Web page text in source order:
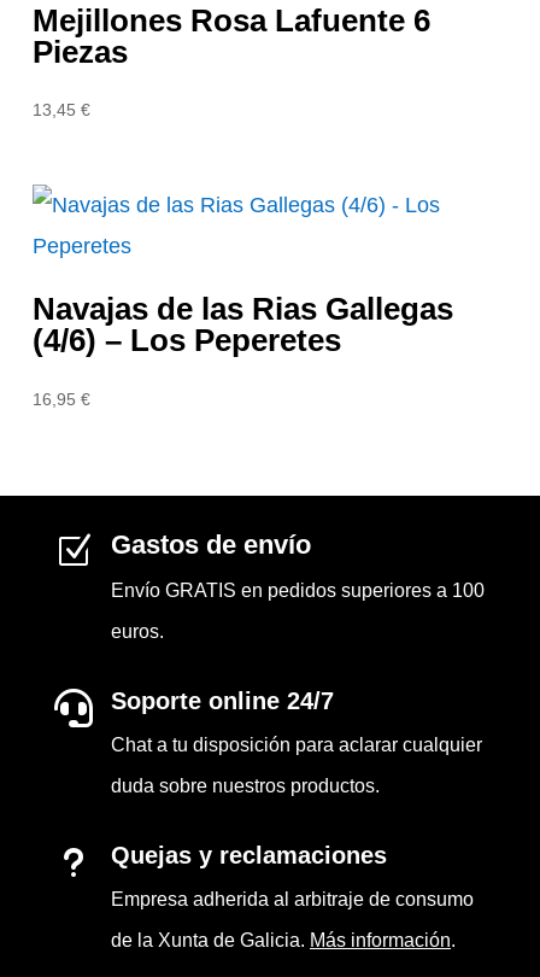
Mejillones Rosa Lafuente 6
Piezas
13,45€
Navajas de las Rias Gallegas
(4/6) – Los Peperetes
16,95€
Z Gastos de envío
Envío GRATIS en pedidos superiores a 100
euros.
 Soporte online 24/7
Chat a tu disposición para aclarar cualquier
duda sobre nuestros productos.
u Quejas y reclamaciones
Empresa adherida al arbitraje de consumo
de la Xunta de Galicia. Más información.